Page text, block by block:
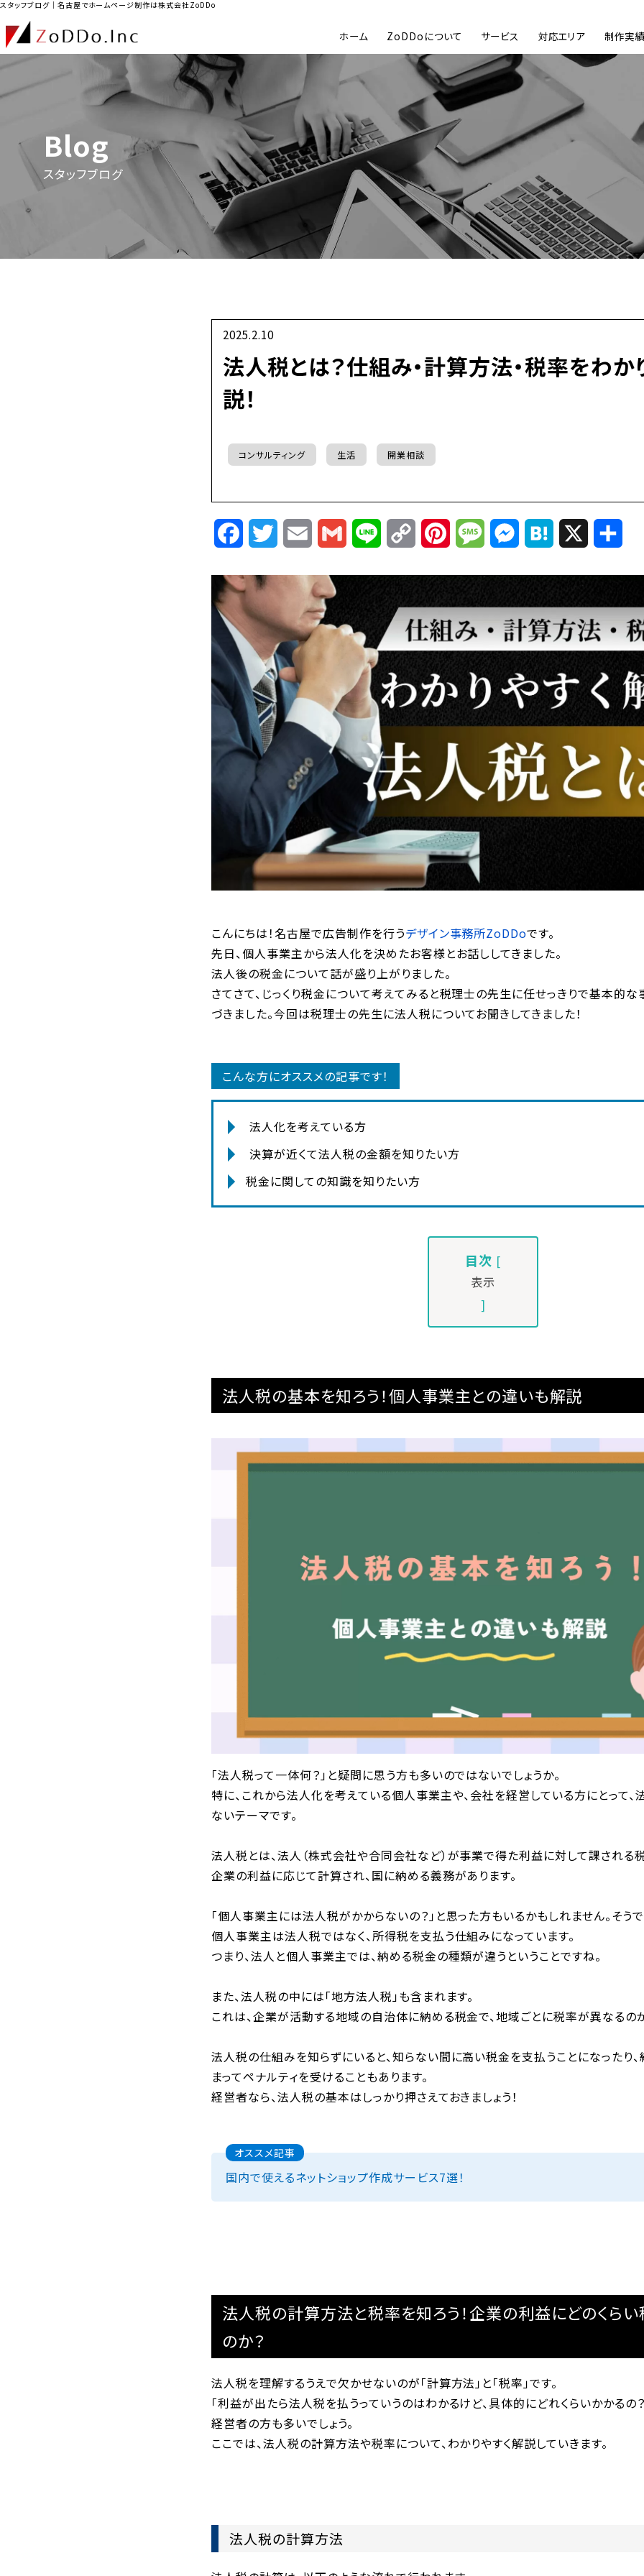
スタッフブログ｜名古屋でホームページ制作は株式会社ZoDDo
ホーム ZoDDoについて サービス 対応エリア 制作実績
Blog
スタッフブログ
2025.2.10
法人税とは？仕組み・計算方法・税率をわか
説！
コンサルティング 生活 開業相談
FacebookTwitterEmail Gmail Line
Copy
Link
PinterestMessageMessenger
Hatena
こんにちは！名古屋で広告制作を行うデザイン事務所ZoDDoです。
先日、個人事業主から法人化を決めたお客様とお話ししてきました。
法人後の税金について話が盛り上がりました。
さてさて、じっくり税金について考えてみると税理士の先生に任せっきりで基本的
づきました。今回は税理士の先生に法人税についてお聞きしてきました！
こんな方にオススメの記事です！
法人化を考えている方
決算が近くて法人税の金額を知りたい方
税金に関しての知識を知りたい方
目次 [
表示
]
法人税の基本を知ろう！個人事業主との違いも解説
「法人税って一体何？」と疑問に思う方も多いのではないでしょうか。
特に、これから法人化を考えている個人事業主や、会社を経営している方にとって
ないテーマです。
法人税とは、法人（株式会社や合同会社など）が事業で得た利益に対して課される税
企業の利益に応じて計算され、国に納める義務があります。
「個人事業主には法人税がかからないの？」と思った方もいるかもしれません。そうで
個人事業主は法人税ではなく、所得税を支払う仕組みになっています。
つまり、法人と個人事業主では、納める税金の種類が違うということですね。
また、法人税の中には「地方法人税」も含まれます。
これは、企業が活動する地域の自治体に納める税金で、地域ごとに税率が異なるの
法人税の仕組みを知らずにいると、知らない間に高い税金を支払うことになったり
まってペナルティを受けることもあります。
経営者なら、法人税の基本はしっかり押さえておきましょう！
オススメ記事
国内で使えるネットショップ作成サービス7選！
法人税の計算方法と税率を知ろう！企業の利益にどのくら
のか？
法人税を理解するうえで欠かせないのが「計算方法」と「税率」です。
「利益が出たら法人税を払うっていうのはわかるけど、具体的にどれくらいかかるの
経営者の方も多いでしょう。
ここでは、法人税の計算方法や税率について、わかりやすく解説していきます。
法人税の計算方法